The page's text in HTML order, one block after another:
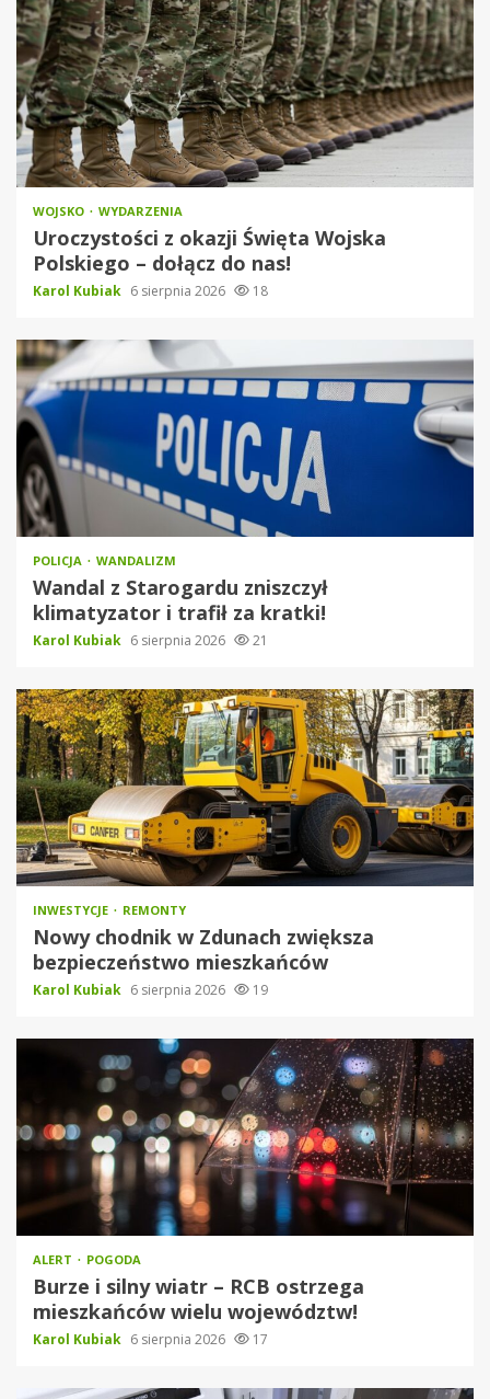
WOJSKO WYDARZENIA
Uroczystości z okazji Święta Wojska
Polskiego – dołącz do nas!
Karol Kubiak 6 sierpnia 2026 18
POLICJA WANDALIZM
Wandal z Starogardu zniszczył
klimatyzator i trafił za kratki!
Karol Kubiak 6 sierpnia 2026 21
INWESTYCJE REMONTY
Nowy chodnik w Zdunach zwiększa
bezpieczeństwo mieszkańców
Karol Kubiak 6 sierpnia 2026 19
ALERT POGODA
Burze i silny wiatr – RCB ostrzega
mieszkańców wielu województw!
Karol Kubiak 6 sierpnia 2026 17